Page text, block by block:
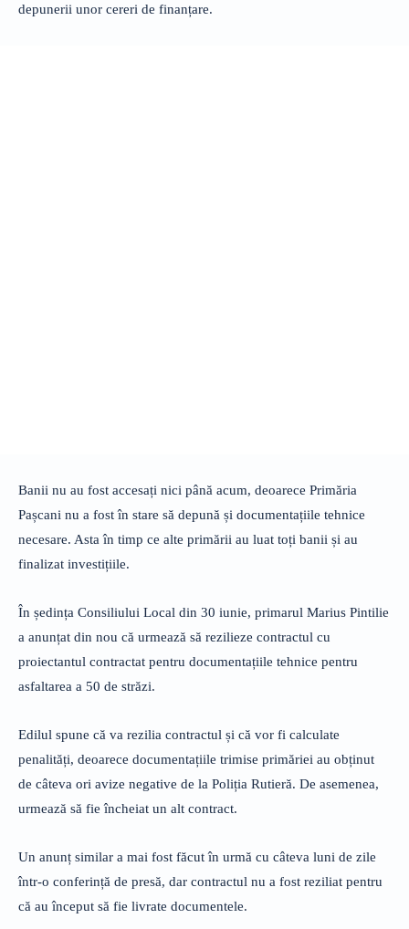
depunerii unor cereri de finanțare.
Banii nu au fost accesați nici până acum, deoarece Primăria
Pașcani nu a fost în stare să depună și documentațiile tehnice
necesare. Asta în timp ce alte primării au luat toți banii și au
finalizat investițiile.
În ședința Consiliului Local din 30 iunie, primarul Marius Pintilie
a anunțat din nou că urmează să rezilieze contractul cu
proiectantul contractat pentru documentațiile tehnice pentru
asfaltarea a 50 de străzi.
Edilul spune că va rezilia contractul și că vor fi calculate
penalități, deoarece documentațiile trimise primăriei au obținut
de câteva ori avize negative de la Poliția Rutieră. De asemenea,
urmează să fie încheiat un alt contract.
Un anunț similar a mai fost făcut în urmă cu câteva luni de zile
într-o conferință de presă, dar contractul nu a fost reziliat pentru
că au început să fie livrate documentele.